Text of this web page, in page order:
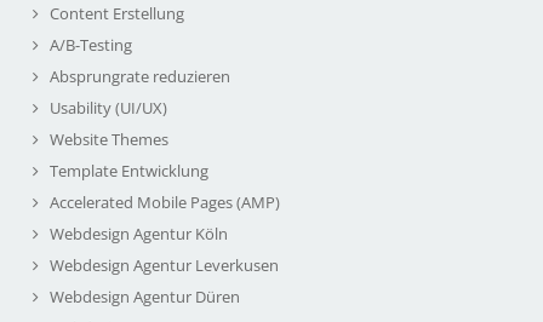
Content Erstellung
A/B-Testing
Absprungrate reduzieren
Usability (UI/UX)
Website Themes
Template Entwicklung
Accelerated Mobile Pages (AMP)
Webdesign Agentur Köln
Webdesign Agentur Leverkusen
Webdesign Agentur Düren